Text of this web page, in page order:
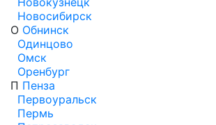
Новосибирск
О Обнинск
Одинцово
Омск
Оренбург
П Пенза
Первоуральск
Пермь